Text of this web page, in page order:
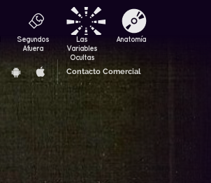
Segundos
Afuera
Las
Variables
Ocultas
Anatomía
Contacto Comercial